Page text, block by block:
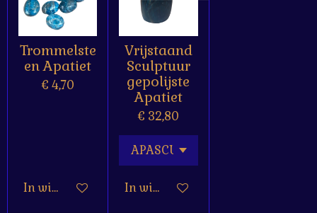
Trommelste
en Apatiet
€ 4,70
In winkelwagen
Vrijstaand
Sculptuur
gepolijste
Apatiet
€ 32,80
In winkelwagen